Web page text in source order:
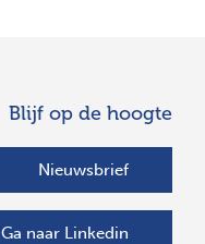
Blijf op de hoogte
Nieuwsbrief
Ga naar Linkedin